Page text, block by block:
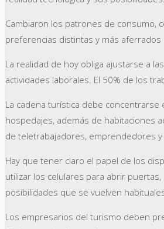
Cambiaron los patrones de consumo,
preferencias distintas y más aferrados
La realidad de hoy obliga ajustarse a
actividades laborales. El 50% de los
La cadena turística debe concentrarse
hospedajes, además de habitaciones
de teletrabajadores, emprendedores
Hay que tener claro el papel de los
utilizar los celulares para abrir
posibilidades que se vuelven
Los empresarios del turismo deben